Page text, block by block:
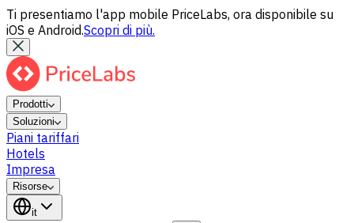
Ti presentiamo l'app mobile PriceLabs, ora disponibile su
iOS e Android.Scopri di più.
Prodotti
Soluzioni
Piani tariffari
Hotels
Impresa
Risorse
it